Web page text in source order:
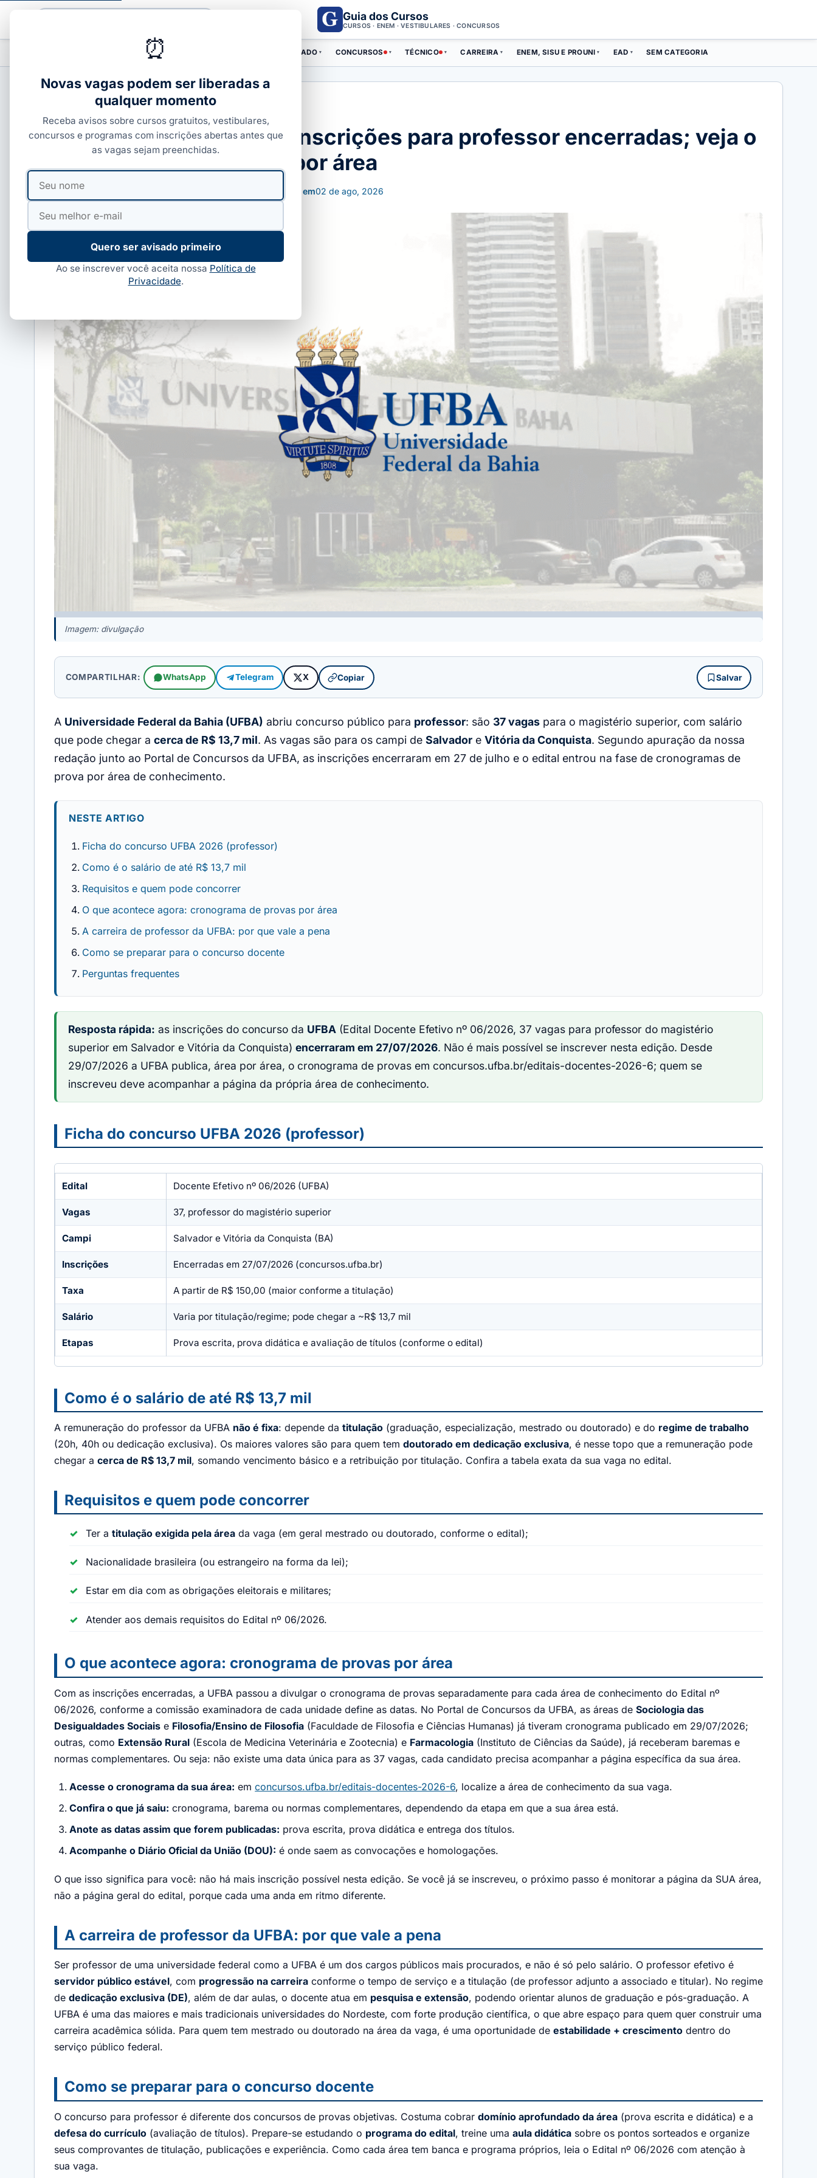
Guia dos Cursos
CURSOS · ENEM · VESTIBULARES · CONCURSOS
PROFISSIONALIZANTES CURSOS COM CERTIFICADO ▾ CONCURSOS ▾ TÉCNICO ▾ CARREIRA ▾ ENEM, SISU E PROUNI ▾ EAD ▾ SEM CATEGORIA
CONCURSOS FEDERAIS
Concurso UFBA 2026: inscrições para professor encerradas; veja o
cronograma de provas por área
PorIvan Alves Atualizado em02 de ago, 2026
Imagem: divulgação
COMPARTILHAR: WhatsApp Telegram X Copiar Salvar
A Universidade Federal da Bahia (UFBA) abriu concurso público para professor: são 37 vagas para o magistério superior, com salário
que pode chegar a cerca de R$ 13,7 mil. As vagas são para os campi de Salvador e Vitória da Conquista. Segundo apuração da nossa
redação junto ao Portal de Concursos da UFBA, as inscrições encerraram em 27 de julho e o edital entrou na fase de cronogramas de
prova por área de conhecimento.
NESTE ARTIGO
Ficha do concurso UFBA 2026 (professor)
Como é o salário de até R$ 13,7 mil
Requisitos e quem pode concorrer
O que acontece agora: cronograma de provas por área
A carreira de professor da UFBA: por que vale a pena
Como se preparar para o concurso docente
Perguntas frequentes
Resposta rápida: as inscrições do concurso da UFBA (Edital Docente Efetivo nº 06/2026, 37 vagas para professor do magistério
superior em Salvador e Vitória da Conquista)encerraram em 27/07/2026. Não é mais possível se inscrever nesta edição. Desde
29/07/2026 a UFBA publica, área por área, o cronograma de provas em concursos.ufba.br/editais-docentes-2026-6; quem se
inscreveu deve acompanhar a página da própria área de conhecimento.
Ficha do concurso UFBA 2026 (professor)
Edital Docente Efetivo nº 06/2026 (UFBA)
Vagas 37, professor do magistério superior
Campi Salvador e Vitória da Conquista (BA)
Inscrições Encerradas em 27/07/2026 (concursos.ufba.br)
Taxa A partir de R$ 150,00 (maior conforme a titulação)
Salário Varia por titulação/regime; pode chegar a ~R$ 13,7 mil
Etapas Prova escrita, prova didática e avaliação de títulos (conforme o edital)
Como é o salário de até R$ 13,7 mil
A remuneração do professor da UFBA não é fixa: depende da titulação (graduação, especialização, mestrado ou doutorado) e do regime de trabalho
(20h, 40h ou dedicação exclusiva). Os maiores valores são para quem tem doutorado em dedicação exclusiva, é nesse topo que a remuneração pode
chegar a cerca de R$ 13,7 mil, somando vencimento básico e a retribuição por titulação. Confira a tabela exata da sua vaga no edital.
Requisitos e quem pode concorrer
Ter atitulação exigida pela área da vaga (em geral mestrado ou doutorado, conforme o edital);
Nacionalidade brasileira (ou estrangeiro na forma da lei);
Estar em dia com as obrigações eleitorais e militares;
Atender aos demais requisitos do Edital nº 06/2026.
O que acontece agora: cronograma de provas por área
Com as inscrições encerradas, a UFBA passou a divulgar o cronograma de provas separadamente para cada área de conhecimento do Edital nº
06/2026, conforme a comissão examinadora de cada unidade define as datas. No Portal de Concursos da UFBA, as áreas de Sociologia das
Desigualdades Sociais e Filosofia/Ensino de Filosofia (Faculdade de Filosofia e Ciências Humanas) já tiveram cronograma publicado em 29/07/2026;
outras, como Extensão Rural (Escola de Medicina Veterinária e Zootecnia) e Farmacologia (Instituto de Ciências da Saúde), já receberam baremas e
normas complementares. Ou seja: não existe uma data única para as 37 vagas, cada candidato precisa acompanhar a página específica da sua área.
Acesse o cronograma da sua área: emconcursos.ufba.br/editais-docentes-2026-6, localize a área de conhecimento da sua vaga.
Confira o que já saiu: cronograma, barema ou normas complementares, dependendo da etapa em que a sua área está.
Anote as datas assim que forem publicadas: prova escrita, prova didática e entrega dos títulos.
Acompanhe o Diário Oficial da União (DOU): é onde saem as convocações e homologações.
O que isso significa para você: não há mais inscrição possível nesta edição. Se você já se inscreveu, o próximo passo é monitorar a página da SUA área,
não a página geral do edital, porque cada uma anda em ritmo diferente.
A carreira de professor da UFBA: por que vale a pena
Ser professor de uma universidade federal como a UFBA é um dos cargos públicos mais procurados, e não é só pelo salário. O professor efetivo é
servidor público estável, com progressão na carreira conforme o tempo de serviço e a titulação (de professor adjunto a associado e titular). No regime
de dedicação exclusiva (DE), além de dar aulas, o docente atua em pesquisa e extensão, podendo orientar alunos de graduação e pós-graduação. A
UFBA é uma das maiores e mais tradicionais universidades do Nordeste, com forte produção científica, o que abre espaço para quem quer construir uma
carreira acadêmica sólida. Para quem tem mestrado ou doutorado na área da vaga, é uma oportunidade de estabilidade + crescimento dentro do
serviço público federal.
Como se preparar para o concurso docente
O concurso para professor é diferente dos concursos de provas objetivas. Costuma cobrar domínio aprofundado da área (prova escrita e didática) e a
defesa do currículo (avaliação de títulos). Prepare-se estudando o programa do edital, treine uma aula didática sobre os pontos sorteados e organize
seus comprovantes de titulação, publicações e experiência. Como cada área tem banca e programa próprios, leia o Edital nº 06/2026 com atenção à
sua vaga.
⏰
Novas vagas podem ser liberadas a
qualquer momento
Receba avisos sobre cursos gratuitos, vestibulares,
concursos e programas com inscrições abertas antes que
as vagas sejam preenchidas.
Seu
nome
Seu
mail
Quero ser avisado primeiro
Ao se inscrever você aceita nossa Política de
Privacidade.